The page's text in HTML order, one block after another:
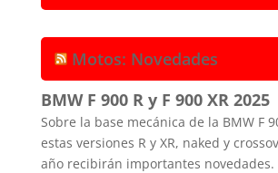
Motos: Novedades
BMW F 900 R y F 900 XR 2025
Sobre la base mecánica de la BMW F
estas versiones R y XR, naked y
año recibirán importantes novedades.